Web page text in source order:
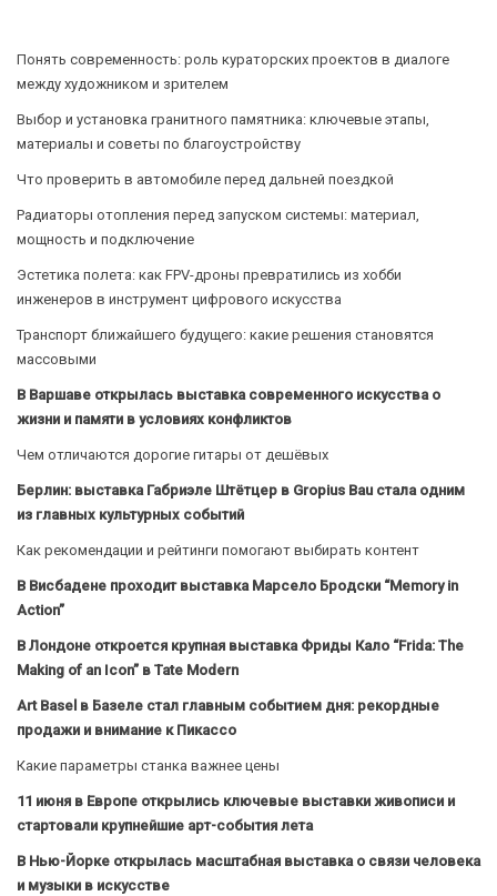
Понять современность: роль кураторских проектов в диалоге
между художником и зрителем
Выбор и установка гранитного памятника: ключевые этапы,
материалы и советы по благоустройству
Что проверить в автомобиле перед дальней поездкой
Радиаторы отопления перед запуском системы: материал,
мощность и подключение
Эстетика полета: как FPV-дроны превратились из хобби
инженеров в инструмент цифрового искусства
Транспорт ближайшего будущего: какие решения становятся
массовыми
В Варшаве открылась выставка современного искусства о
жизни и памяти в условиях конфликтов
Чем отличаются дорогие гитары от дешёвых
Берлин: выставка Габриэле Штётцер в Gropius Bau стала одним
из главных культурных событий
Как рекомендации и рейтинги помогают выбирать контент
В Висбадене проходит выставка Марсело Бродски “Memory in
Action”
В Лондоне откроется крупная выставка Фриды Кало “Frida: The
Making of an Icon” в Tate Modern
Art Basel в Базеле стал главным событием дня: рекордные
продажи и внимание к Пикассо
Какие параметры станка важнее цены
11 июня в Европе открылись ключевые выставки живописи и
стартовали крупнейшие арт-события лета
В Нью-Йорке открылась масштабная выставка о связи человека
и музыки в искусстве